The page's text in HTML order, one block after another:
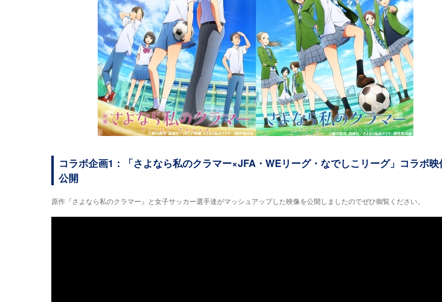
コラボ企画1：「さよなら私のクラマー×JFA・WEリーグ・なでしこリーグ」コラボ映
公開
原作『さよなら私のクラマー』と女子サッカー選手達がマッシュアップした映像を公開しましたのでぜひ御覧ください。